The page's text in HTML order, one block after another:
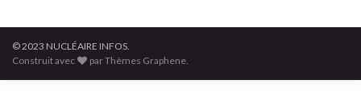
© 2023 NUCLÉAIRE INFOS.
Construit avec
par Thèmes Graphene.